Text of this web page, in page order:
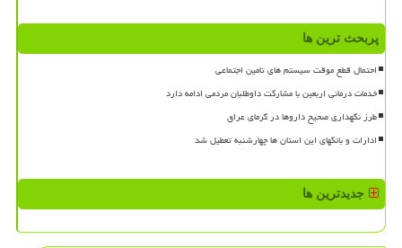
پربحث ترین ها
احتمال قطع موقت سیستم های تامین اجتماعی
خدمات درمانی اربعین با مشارکت داوطلبان مردمی ادامه دارد
طرز نگهداری صحیح داروها در گرمای عراق
ادارات و بانکهای این استان ها چهارشنبه تعطیل شد
جدیدترین ها